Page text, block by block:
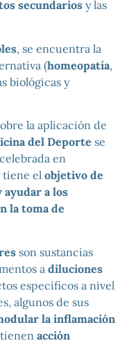
secundarios y las
, se encuentra la
(homeopatía,
biológicas y
la aplicación de
del Deporte se
en
tiene el objetivo de
a los
la toma de
son sustancias
a diluciones
específicos a nivel
algunos de sus
la inflamación
acción